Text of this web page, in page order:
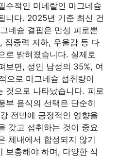
수적인 미네랄인 마그네슘
니다. 2025년 기준 최신 건
네슘 결핍은 만성 피로뿐
집중력 저하, 우울감 등 다
로 밝혀졌습니다. 실제로
보면, 성인 남성의 35%, 여
으로 마그네슘 섭취량이
것으로 나타났습니다. 피로
부 음식의 선택은 단순히
전반에 긍정적인 영향을
갖고 섭취하는 것이 중요
체내에서 합성되지 않기
보충해야 하며, 다양한 식